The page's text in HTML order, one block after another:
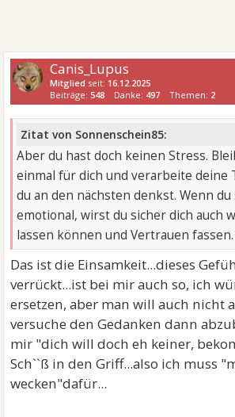
Canis_Lupus
Mitglied seit: 16.12.2025
Beiträge: 548 Danke: 497 Themen: 2
Zitat von Sonnenschein85:
Aber du hast doch keinen Stress.
einmal für dich und verarbeite deine
du an den nächsten denkst. Wenn
emotional, wirst du sicher dich auch
lassen können und Vertrauen fassen.
Das ist die Einsamkeit...dieses
verrückt...ist bei mir auch so, ich
ersetzen, aber man will auch nicht
versuche den Gedanken dann
mir "dich will doch eh keiner,
Sch``ß in den Griff...also ich muss
wecken"dafür...